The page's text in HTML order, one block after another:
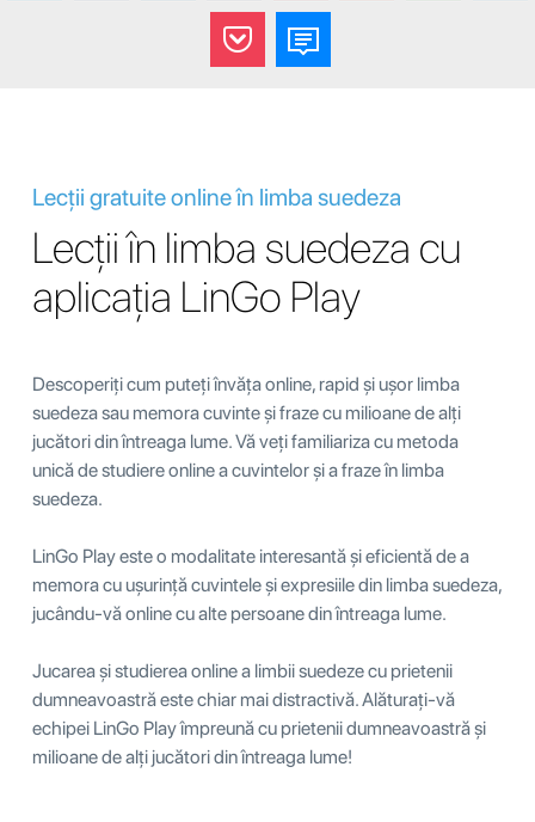
Lecții gratuite online în limba suedeza
Lecții în limba suedeza cu
aplicația LinGo Play
Descoperiți cum puteți învăța online, rapid și ușor limba
suedeza sau memora cuvinte și fraze cu milioane de alți
jucători din întreaga lume. Vă veți familiariza cu metoda
unică de studiere online a cuvintelor și a fraze în limba
suedeza.
LinGo Play este o modalitate interesantă și eficientă de a
memora cu ușurință cuvintele și expresiile din limba suedeza,
jucându-vă online cu alte persoane din întreaga lume.
Jucarea și studierea online a limbii suedeze cu prietenii
dumneavoastră este chiar mai distractivă. Alăturați-vă
echipei LinGo Play împreună cu prietenii dumneavoastră și
milioane de alți jucători din întreaga lume!